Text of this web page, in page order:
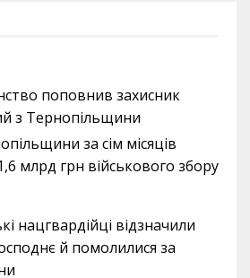
поповнив захисник
з Тернопільщини
за сім місяців
млрд грн військового збору
нацгвардійці відзначили
й помолилися за